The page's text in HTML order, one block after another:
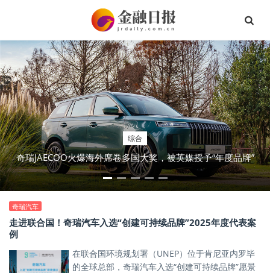
综合
奇瑞JAECOO火爆海外席卷多国大奖，被英媒授予“年度品牌”
奇瑞汽车
走进联合国！奇瑞汽车入选“创建可持续品牌”2025年度代表案
例
在联合国环境规划署（UNEP）位于肯尼亚内罗毕
的全球总部，奇瑞汽车入选“创建可持续品牌”愿景